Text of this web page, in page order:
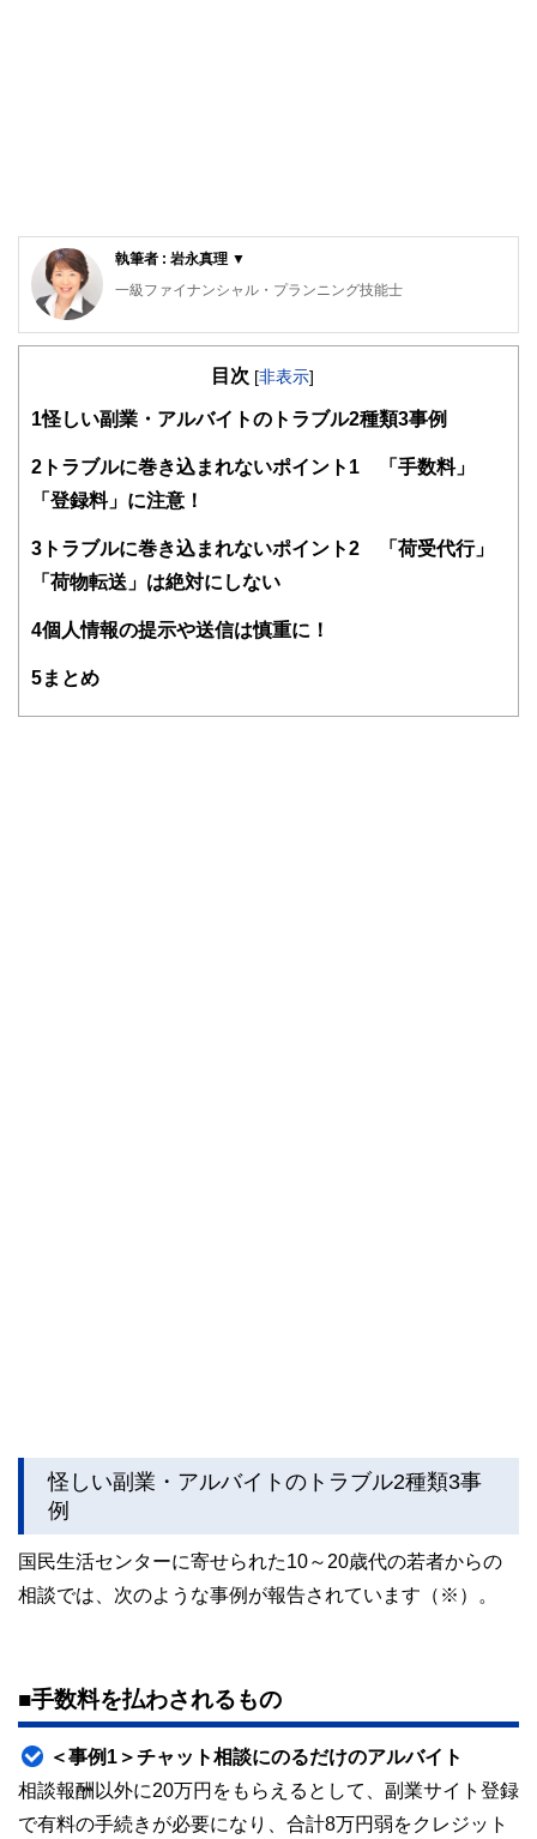
執筆者 : 岩永真理 ▼
一級ファイナンシャル・プランニング技能士
CFP®
般財団法人女性労働協会 認定講師。IFPコンフォート代表
センブルグ赴任等を含め10年超勤務。結婚後は夫の転勤に伴
年以上在住。ロンドンでは、現地の小学生に日本文化を伝え
るボランティア活動を展開。
CFP®として独立後は、個別相談・セミナー講師・執筆など
幅広い世代のライフプランに基づく資産運用、リタイアメン
な視点からの柔軟な提案を心掛けている。
右すると考え、学校教育でこれらの知識が身につく社会にな
目次 [非表示]
1怪しい副業・アルバイトのトラブル2種類3事例
2 トラブルに巻き込まれないポイント1 「手数料」
「登録料」に注意！
3 トラブルに巻き込まれないポイント2 「荷受代行」
「荷物転送」は絶対にしない
4個人情報の提示や送信は慎重に！
5まとめ
怪しい副業・アルバイトのトラブル2種類3事
例
国民生活センターに寄せられた10～20歳代の若者からの
相談では、次のような事例が報告されています（※）。
■手数料を払わされるもの
＜事例1＞チャット相談にのるだけのアルバイト
相談報酬以外に20万円をもらえるとして、副業サイト登録
で有料の手続きが必要になり、合計8万円弱をクレジット